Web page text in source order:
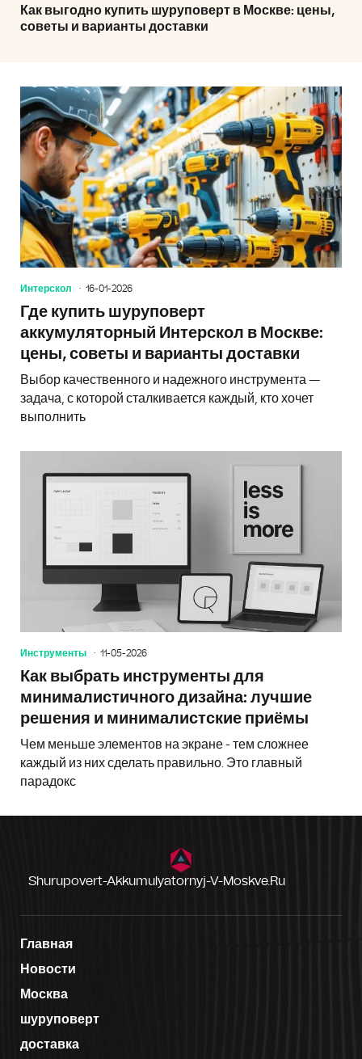
Как выгодно купить шуруповерт в Москве: цены,
советы и варианты доставки
Интерскол 16-01-2026
Где купить шуруповерт
аккумуляторный Интерскол в Москве:
цены, советы и варианты доставки
Выбор качественного и надежного инструмента —
задача, с которой сталкивается каждый, кто хочет
выполнить
Инструменты 11-05-2026
Как выбрать инструменты для
минималистичного дизайна: лучшие
решения и минималистские приёмы
Чем меньше элементов на экране - тем сложнее
каждый из них сделать правильно. Это главный
парадокс
Shurupovert-Akkumulyatornyj-V-Moskve.ru
Главная
Новости
Москва
шуруповерт
доставка